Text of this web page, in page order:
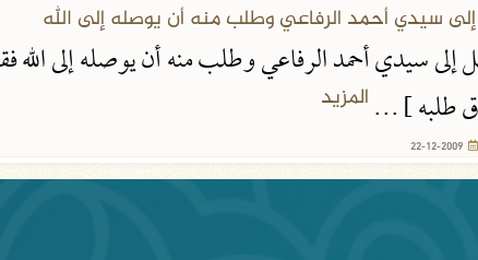
سيدي أحمد الرفاعي وطلب منه أن يوصله إلى الله
سيدي أحمد الرفاعي وطلب منه أن يوصله إلى
طلبه ] ... المزيد